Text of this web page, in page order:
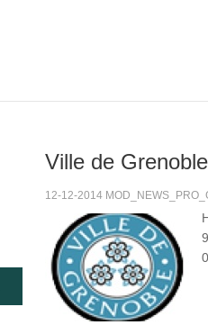
Ville de Grenoble
12-12-2014